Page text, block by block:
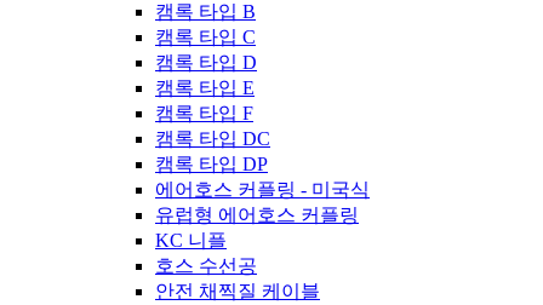
캠록 타입 B
캠록 타입 C
캠록 타입 D
캠록 타입 E
캠록 타입 F
캠록 타입 DC
캠록 타입 DP
에어호스 커플링 - 미국식
유럽형 에어호스 커플링
KC 니플
호스 수선공
안전 채찍질 케이블